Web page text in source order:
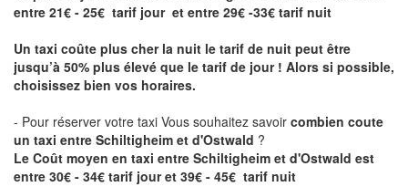
entre 21€ - 25€ tarif jour et entre 29€ -33€ tarif nuit
Un taxi coûte plus cher la nuit le tarif de nuit peut être
jusqu’à 50% plus élevé que le tarif de jour ! Alors si possible,
choisissez bien vos horaires.
- Pour réserver votre taxi Vous souhaitez savoir combien coute
un taxi entre Schiltigheim et d'Ostwald ?
Le Coût moyen en taxi entre Schiltigheim et d'Ostwald est
entre 30€ - 34€ tarif jour et 39€ - 45€ tarif nuit